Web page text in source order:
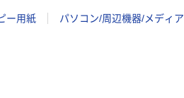
ー用紙 パソコン/周辺機器/メディア